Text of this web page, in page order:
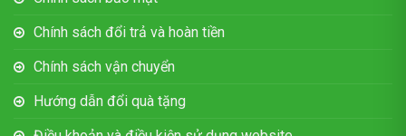
Chính sách đổi trả và hoàn tiền
Chính sách vận chuyển
Hướng dẫn đổi quà tặng